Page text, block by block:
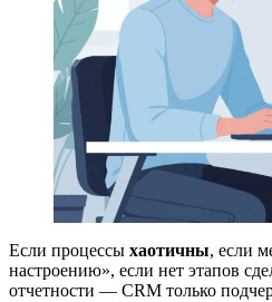
Если процессы хаотичны, если
настроению», если нет этапов
отчетности — CRM только